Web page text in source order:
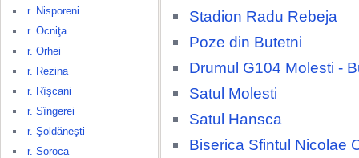
r. Nisporeni
r. Ocniţa
r. Orhei
r. Rezina
r. Rîşcani
r. Sîngerei
r. Şoldăneşti
r. Soroca
Stadion Radu Rebeja
Poze din Butetni
Drumul G104 Molesti -
Satul Molesti
Satul Hansca
Biserica Sfintul Nicolae